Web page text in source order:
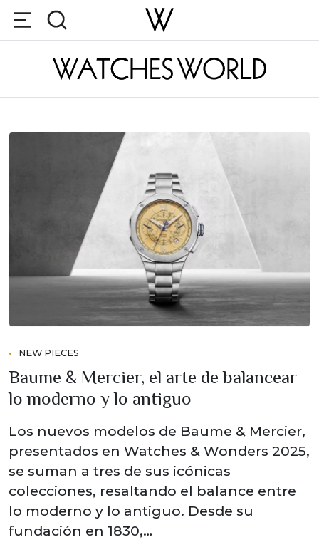
NEW PIECES
Baume & Mercier, el arte de balancear
lo moderno y lo antiguo
Los nuevos modelos de Baume & Mercier,
presentados en Watches & Wonders 2025,
se suman a tres de sus icónicas
colecciones, resaltando el balance entre
lo moderno y lo antiguo. Desde su
fundación en 1830,…